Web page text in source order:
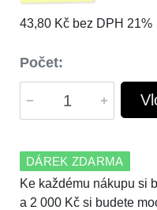
43,80 Kč bez DPH 21%
Počet:
DÁREK ZDARMA
Ke každému nákupu si
a 2 000 Kč si budete